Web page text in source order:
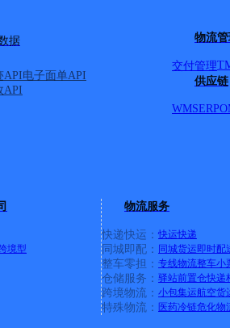
据
API电子面单API
API
物流
交付管理
供应链
WMSERP
境型
物流服务
快递快运： 快运快递
同城即配： 同城货运即时配
整车零担： 专线物流整车小
仓储服务： 驿站前置仓快递
跨境物流： 小包集运航空货
特殊物流： 医药冷链危化物
集团有限公司新疆维吾尔自治区叶城县